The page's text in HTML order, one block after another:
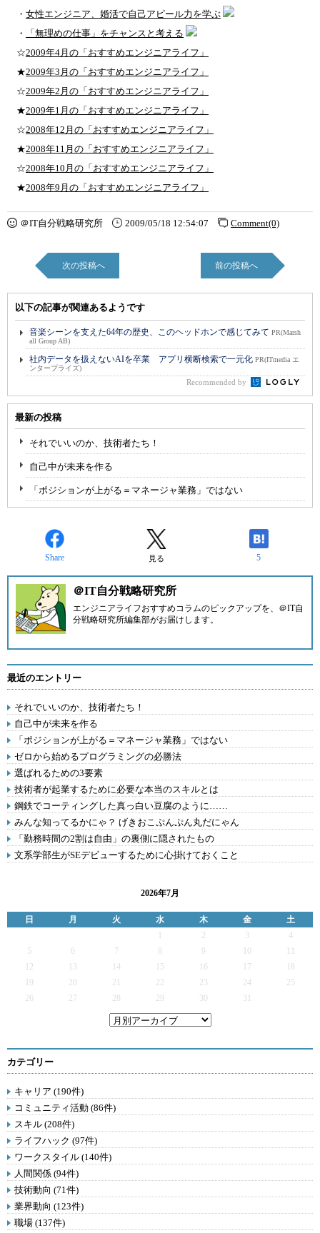
・ 女性エンジニア、婚活で自己アピール力を学ぶ
・
「無理めの仕事」をチャンスと考える
☆2009年4月の「おすすめエンジニアライフ」
★2009年3月の「おすすめエンジニアライフ」
☆2009年2月の「おすすめエンジニアライフ」
★2009年1月の「おすすめエンジニアライフ」
☆2008年12月の「おすすめエンジニアライフ」
★2008年11月の「おすすめエンジニアライフ」
☆2008年10月の「おすすめエンジニアライフ」
★2008年9月の「おすすめエンジニアライフ」
＠IT自分戦略研究所 2009/05/18 12:54:07 Comment(0)
次の投稿へ 前の投稿へ
以下の記事が関連あるようです
音楽シーンを支えた64年の歴史、このヘッドホンで感じてみて PR(Marsh
all Group AB)
社内データを扱えないAIを卒業 アプリ横断検索で一元化 PR(ITmedia エ
ンタープライズ)
Recommended by
最新の投稿
それでいいのか、技術者たち！
自己中が未来を作る
「ポジションが上がる＝マネージャ業務」ではない
Share 見る 5
＠IT自分戦略研究所
エンジニアライフおすすめコラムのピックアップを、 ＠IT自
分戦略研究所編集部がお届けします。
最近のエントリー
それでいいのか、技術者たち！
自己中が未来を作る
「ポジションが上がる＝マネージャ業務」ではない
ゼロから始めるプログラミングの必勝法
選ばれるための3要素
技術者が起業するために必要な本当のスキルとは
鋼鉄でコーティングした真っ白い豆腐のように……
みんな知ってるかにゃ？ げきおこぷんぷん丸だにゃん
「勤務時間の2割は自由」の裏側に隠されたもの
文系学部生がSEデビューするために心掛けておくこと
2026年7月
日 月 火 水 木 金
土
2 3
4
5
6 7 9
12
13 14 15 16 17
19
20 21 22 23 24
25
26
27 28 29 30 31
カテゴリー
キャリア (190件)
コミュニティ活動 (86件)
スキル (208件)
ライフハック (97件)
ワークスタイル (140件)
人間関係 (94件)
技術動向 (71件)
業界動向 (123件)
職場 (137件)